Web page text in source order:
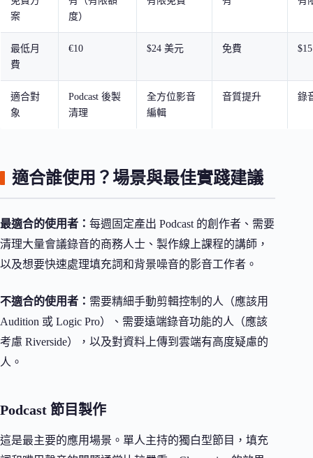
案
度）
最低月
費
€10 $24 美元 免費
適合對
象
Podcast 後製
清理
全方位影音
編輯
音質提升 錄
適合誰使用？場景與最佳實踐建議
最適合的使用者： 每週固定產出 Podcast 的創作者、需要
清理大量會議錄音的商務人士、製作線上課程的講師，
以及想要快速處理填充詞和背景噪音的影音工作者。
不適合的使用者： 需要精細手動剪輯控制的人（應該用
Audition 或 Logic Pro）、需要遠端錄音功能的人（應該
考慮 Riverside），以及對資料上傳到雲端有高度疑慮的
人。
Podcast 節目製作
這是最主要的應用場景。單人主持的獨白型節目，填充